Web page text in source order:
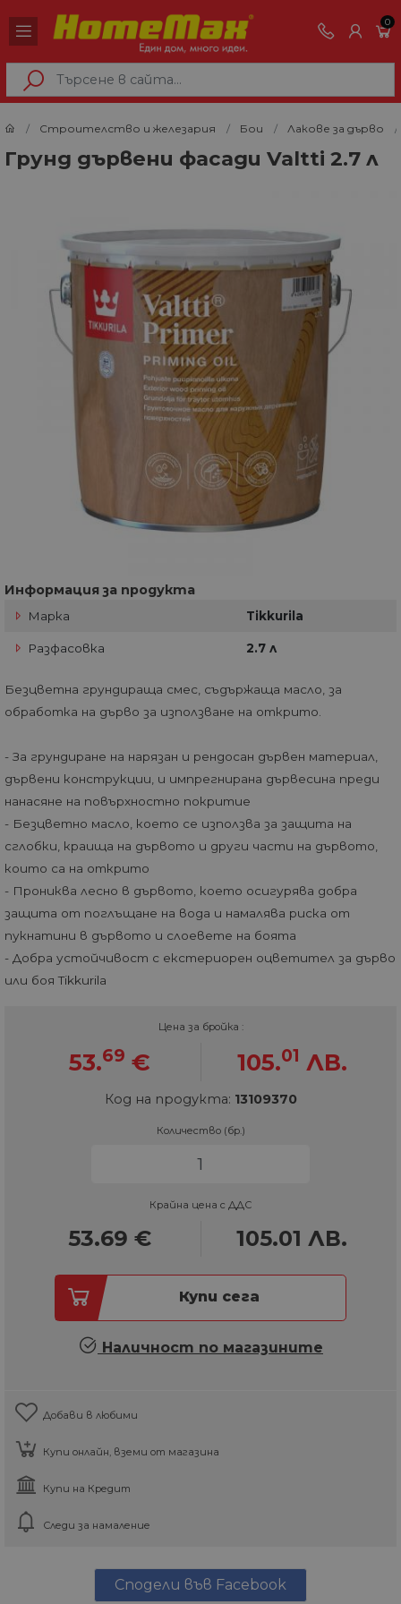
0
Строителство и железария Бои Лакове за дърво
Грунд дървени фасади Valtti 2.7 л
Информация за продукта
Марка Tikkurila
Разфасовка 2.7 л
Безцветна грундираща смес, съдържаща масло, за
обработка на дърво за използване на открито.
- За грундиране на нарязан и рендосан дървен материал,
дървени конструкции, и импрегнирана дървесина преди
нанасяне на повърхностно покритиe
- Безцветно масло, което се използва за защита на
сглобки, краища на дървото и други части на дървото,
които са на открито
- Прониква лесно в дървото, което осигурява добра
защита от поглъщане на вода и намалява риска от
пукнатини в дървото и слоевете на боята
- Добра устойчивост с екстериорен оцветител за дърво
или боя Tikkurila
Цена за бройка :
53.69 € 105.01 ЛВ.
Код на продукта: 13109370
Количество (бр.)
Крайна цена с ДДС
53.69 € 105.01 ЛВ.
Купи сега
Наличност по магазините
Добави в любими
Купи онлайн, вземи от магазина
Купи на Кредит
Следи за намаление
Сподели във Facebook